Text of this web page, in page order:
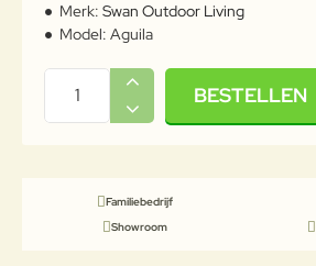
Merk: Swan Outdoor Living
Model: Aguila
BESTELLEN
Familiebedrijf
Showroom